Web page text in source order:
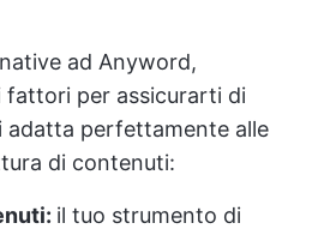
ad Anyword,
fattori per assicurarti di
adatta perfettamente alle
di contenuti:
il tuo strumento di